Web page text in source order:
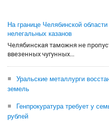
На границе Челябинской
нелегальных казанов
Челябинская таможня не
ввезенных чугунных...
Уральские металлурги
земель
Генпрокуратура требует у
рублей